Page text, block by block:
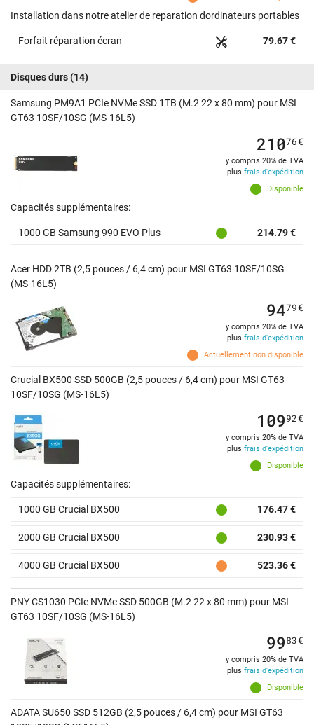
Installation dans notre atelier de reparation dordinateurs portables
Forfait réparation écran 79.67 €
Disques durs(14)
Samsung PM9A1 PCIe NVMe SSD 1TB (M.2 22 x 80 mm) pour MSI
GT63 10SF/10SG (MS-16L5)
Disponible
21076€
y compris 20% de TVA
plus frais d'expédition
Capacités supplémentaires:
1000 GB Samsung 990 EVO Plus 214.79 €
Acer HDD 2TB (2,5 pouces / 6,4 cm) pour MSI GT63 10SF/10SG
(MS-16L5)
Actuellement non disponible
9479€
y compris 20% de TVA
plus frais d'expédition
Crucial BX500 SSD 500GB (2,5 pouces / 6,4 cm) pour MSI GT63
10SF/10SG (MS-16L5)
Disponible
10992€
y compris 20% de TVA
plus frais d'expédition
Capacités supplémentaires:
1000 GB Crucial BX500 176.47 €
2000 GB Crucial BX500 230.93 €
4000 GB Crucial BX500 523.36 €
PNY CS1030 PCIe NVMe SSD 500GB (M.2 22 x 80 mm) pour MSI
GT63 10SF/10SG (MS-16L5)
Disponible
9983€
y compris 20% de TVA
plus frais d'expédition
ADATA SU650 SSD 512GB (2,5 pouces / 6,4 cm) pour MSI GT63